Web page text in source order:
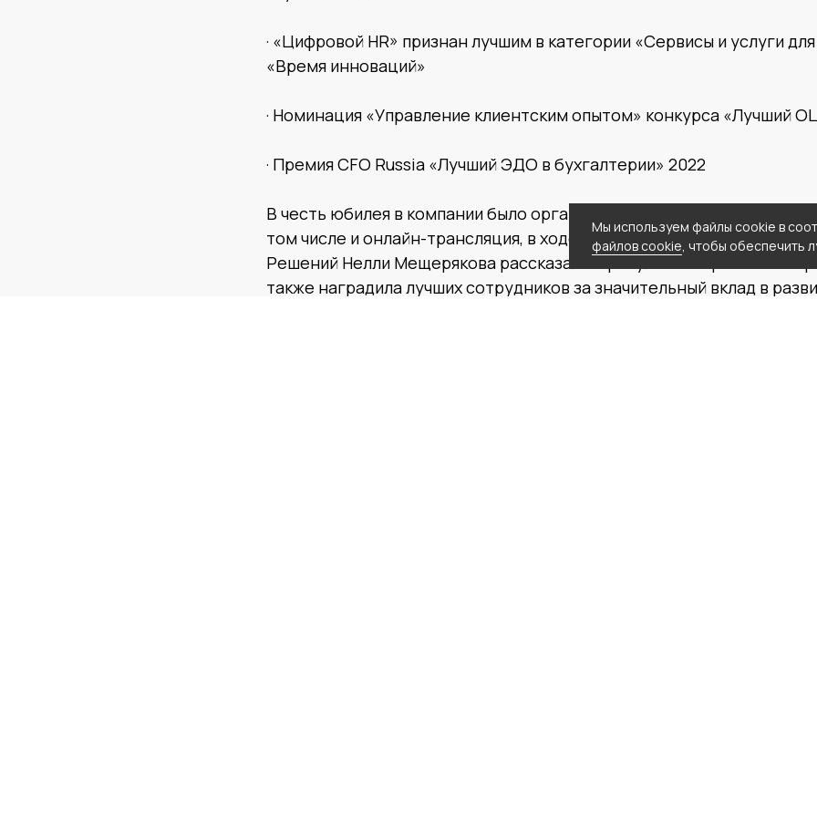
· «Цифровой HR» признан лучшим в категории «Сервисы и услуги
«Время инноваций»
· Номинация «Управление клиентским опытом» конкурса «Лучший
· Премия CFO Russia «Лучший ЭДО в бухгалтерии» 2022
В честь юбилея в компании было организовано много праздничных
том числе и онлайн-трансляция, в ходе которой руководитель
Решений Нелли Мещерякова рассказала о результатах работы за
также наградила лучших сотрудников за значительный вклад в
Мы используем файлы cookie в
файлов cookie, чтобы обеспечить